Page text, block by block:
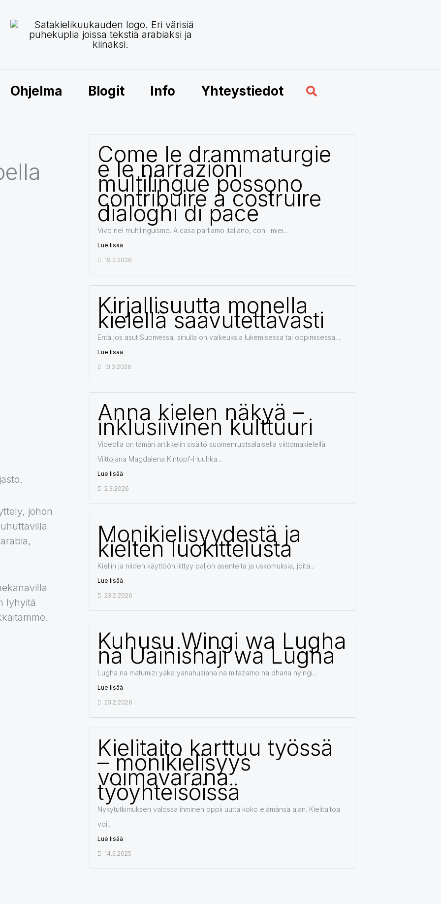
Ohjelma Blogit Info Yhteystiedot Hae
johon
lyhyitä
Come le drammaturgie
e le narrazioni
multilingue possono
contribuire a costruire
dialoghi di pace
Vivo nel multilinguismo. A casa parliamo italiano, con i miei...
Lue lisää
19.3.2026
Kirjallisuutta monella
kielellä saavutettavasti
Entä jos asut Suomessa, sinulla on vaikeuksia lukemisessa tai oppimisessa,...
Lue lisää
13.3.2026
Anna kielen näkyä –
inklusiivinen kulttuuri
Videolla on tämän artikkelin sisältö suomenruotsalaisella viittomakielellä.
Viittojana Magdalena Kintopf-Huuhka....
Lue lisää
2.3.2026
Monikielisyydestä ja
kielten luokittelusta
Kieliin ja niiden käyttöön liittyy paljon asenteita ja uskomuksia, joita...
Lue lisää
23.2.2026
Kuhusu Wingi wa Lugha
na Uainishaji wa Lugha
Lugha na matumizi yake yanahusiana na mitazamo na dhana nyingi...
Lue lisää
23.2.2026
Kielitaito karttuu työssä
– monikielisyys
voimavarana
työyhteisöissä
Nykytutkimuksen valossa ihminen oppii uutta koko elämänsä ajan. Kielitaitoa
voi...
Lue lisää
14.3.2025